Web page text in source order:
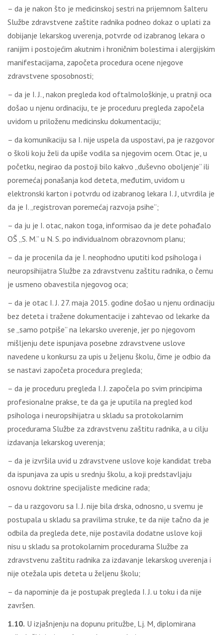
– da je nakon što je medicinskoj sestri na prijemnom šalteru
Službe zdravstvene zaštite radnika podneo dokaz o uplati za
dobijanje lekarskog uverenja, potvrde od izabranog lekara o
ranijim i postojećim akutnim i hroničnim bolestima i alergijskim
manifestacijama, započeta procedura ocene njegove
zdravstvene sposobnosti;
– da je I. J., nakon pregleda kod oftalmološkinje, u pratnji oca
došao u njenu ordinaciju, te je proceduru pregleda započela
uvidom u priloženu medicinsku dokumentaciju;
– da komunikaciju sa I. nije uspela da uspostavi, pa je razgovor
o školi koju želi da upiše vodila sa njegovim ocem. Otac je, u
početku, negirao da postoji bilo kakvo „duševno oboljenje” ili
poremećaj ponašanja kod deteta, međutim, uvidom u
elektronski karton i potvrdu od izabranog lekara I. J, utvrdila je
da je I. „registrovan poremećaj razvoja psihe”;
– da ju je I. otac, nakon toga, informisao da je dete pohađalo
OŠ „S. M.” u N. S. po individualnom obrazovnom planu;
– da je procenila da je I. neophodno uputiti kod psihologa i
neuropsihijatra Službe za zdravstvenu zaštitu radnika, o čemu
je usmeno obavestila njegovog oca;
– da je otac I. J. 27. maja 2015. godine došao u njenu ordinaciju
bez deteta i tražene dokumentacije i zahtevao od lekarke da
se „samo potpiše” na lekarsko uverenje, jer po njegovom
mišljenju dete ispunjava posebne zdravstvene uslove
navedene u konkursu za upis u željenu školu, čime je odbio da
se nastavi započeta procedura pregleda;
– da je proceduru pregleda I. J. započela po svim principima
profesionalne prakse, te da ga je uputila na pregled kod
psihologa i neuropsihijatra u skladu sa protokolarnim
procedurama Službe za zdravstvenu zaštitu radnika, a u cilju
izdavanja lekarskog uverenja;
– da je izvršila uvid u zdravstvene uslove koje kandidat treba
da ispunjava za upis u srednju školu, a koji predstavljaju
osnovu doktrine specijaliste medicine rada;
– da u razgovoru sa I. J. nije bila drska, odnosno, u svemu je
postupala u skladu sa pravilima struke, te da nije tačno da je
odbila da pregleda dete, nije postavila dodatne uslove koji
nisu u skladu sa protokolarnim procedurama Službe za
zdravstvenu zaštitu radnika za izdavanje lekarskog uverenja i
nije otežala upis deteta u željenu školu;
– da napominje da je postupak pregleda I. J. u toku i da nije
završen.
1.10. U izjašnjenju na dopunu pritužbe, Lj. M, diplomirana